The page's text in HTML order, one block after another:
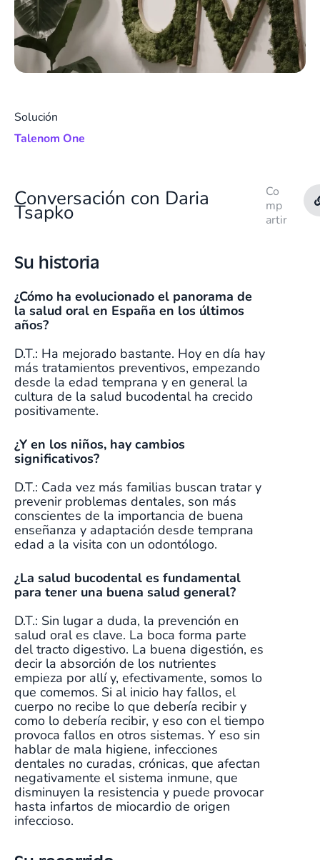
Solución
Talenom One
Conversación con Daria
Tsapko
Su historia
¿Cómo ha evolucionado el panorama de
la salud oral en España en los últimos
años?
D.T.: Ha mejorado bastante. Hoy en día hay
más tratamientos preventivos, empezando
desde la edad temprana y en general la
cultura de la salud bucodental ha crecido
positivamente.
¿Y en los niños, hay cambios
significativos?
D.T.: Cada vez más familias buscan tratar y
prevenir problemas dentales, son más
conscientes de la importancia de buena
enseñanza y adaptación desde temprana
edad a la visita con un odontólogo.
¿La salud bucodental es fundamental
para tener una buena salud general?
D.T.: Sin lugar a duda, la prevención en
salud oral es clave. La boca forma parte
del tracto digestivo. La buena digestión, es
decir la absorción de los nutrientes
empieza por allí y, efectivamente, somos lo
que comemos. Si al inicio hay fallos, el
cuerpo no recibe lo que debería recibir y
como lo debería recibir, y eso con el tiempo
provoca fallos en otros sistemas. Y eso sin
hablar de mala higiene, infecciones
dentales no curadas, crónicas, que afectan
negativamente el sistema inmune, que
disminuyen la resistencia y puede provocar
hasta infartos de miocardio de origen
infeccioso.
Co
mp
artir